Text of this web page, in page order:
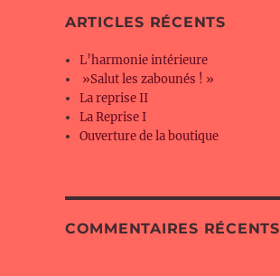
ARTICLES RÉCENTS
L’harmonie intérieure
»Salut les zabounés ! »
La reprise II
La Reprise I
Ouverture de la boutique
COMMENTAIRES RÉCENTS